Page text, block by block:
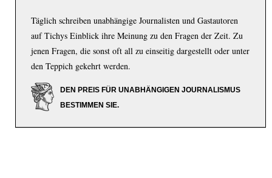
Täglich schreiben unabhängige Journalisten und Gastautoren
auf Tichys Einblick ihre Meinung zu den Fragen der Zeit. Zu
jenen Fragen, die sonst oft all zu einseitig dargestellt oder unter
den Teppich gekehrt werden.
DEN PREIS FÜR UNABHÄNGIGEN JOURNALISMUS
BESTIMMEN SIE.